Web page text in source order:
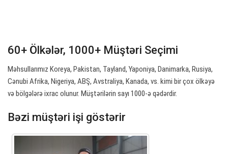
60+ Ölkələr, 1000+ Müştəri Seçimi
Məhsullarımız Koreya, Pakistan, Tayland, Yaponiya, Danimarka, Rusiya,
Cənubi Afrika, Nigeriya, ABŞ, Avstraliya, Kanada, vs. kimi bir çox ölkəyə
və bölgələrə ixrac olunur. Müştərilərin sayı 1000-ə qədərdir.
Bəzi müştəri işi göstərir